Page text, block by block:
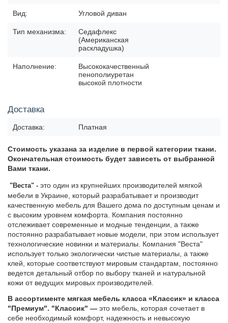
Вид: Угловой диван
Тип механизма:
Седафлекс
(Американская
раскладушка)
Наполнение:
Высококачественный
пенополиуретан
высокой плотности
Доставка
Доставка: Платная
Стоимость указана за изделие в первой категории ткани.
Окончательная стоимость будет зависеть от выбранной
Вами ткани.
"Веста" - это один из крупнейших производителей мягкой
мебели в Украине, который разрабатывает и производит
качественную мебель для Вашего дома по доступным ценам и
с высоким уровнем комфорта. Компания постоянно
отслеживает современные и модные тенденции, а также
постоянно разрабатывает новые модели, при этом использует
технологические новинки и материалы. Компания "Веста"
использует только экологически чистые материалы, а также
клей, которые соответствуют мировым стандартам, постоянно
ведется детальный отбор по выбору тканей и натуральной
кожи от ведущих мировых производителей.
В ассортименте мягкая мебель класса «Классик» и класса
"Премиум". "Классик" — это мебель, которая сочетает в
себе необходимый комфорт, надежность и невысокую